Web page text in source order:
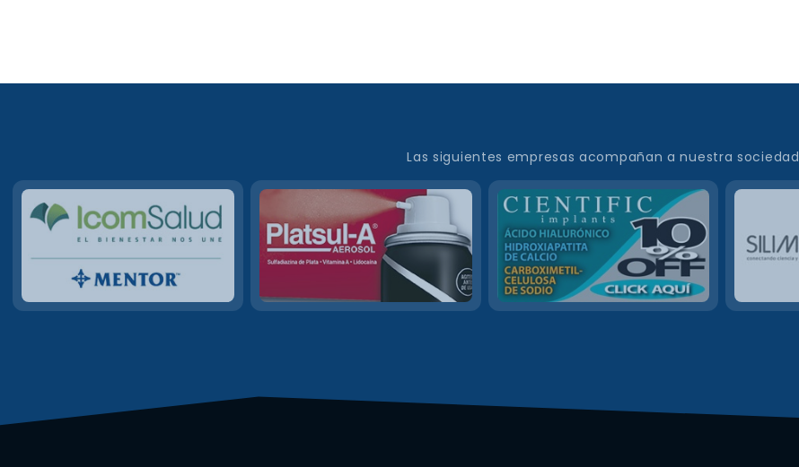
Las siguientes empresas acompañan a nuestra sociedad